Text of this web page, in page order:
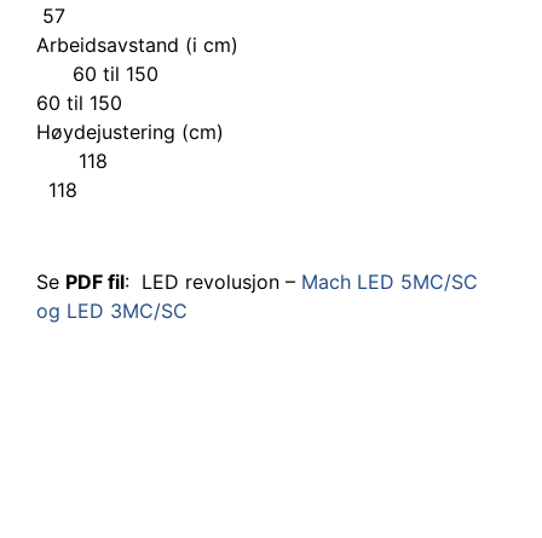
57
Arbeidsavstand (i cm)
60 til 150
60 til 150
Høydejustering (cm)
118
118
Se PDF fil: LED revolusjon – Mach LED 5MC/SC
og LED 3MC/SC